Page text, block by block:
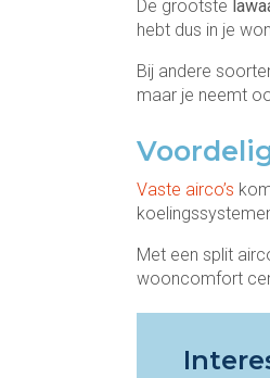
De grootste
hebt dus in je
Bij andere
maar je neemt
Vaste airco’s
Met een split
wooncomfort